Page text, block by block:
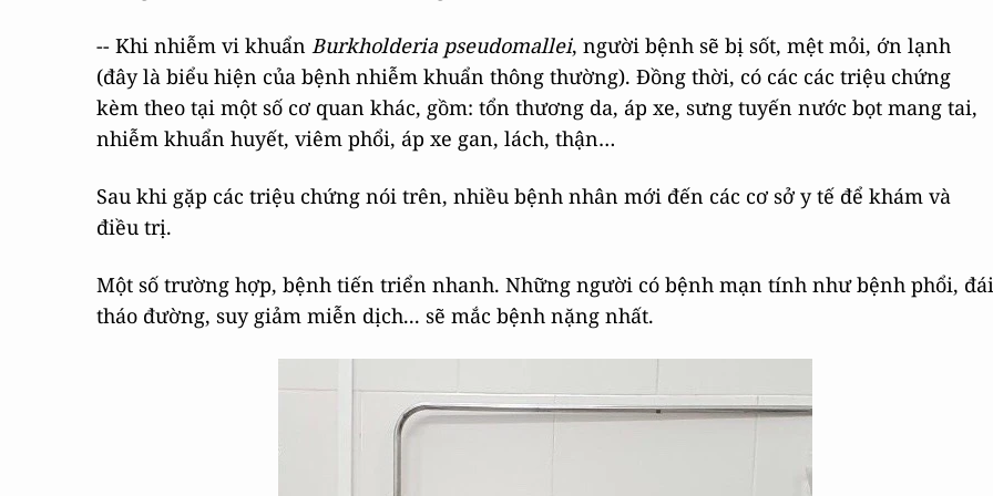
-- Khi nhiễm vi khuẩn Burkholderia pseudomallei, người bệnh sẽ bị sốt, mệt mỏi, ớn lạnh
(đây là biểu hiện của bệnh nhiễm khuẩn thông thường). Đồng thời, có các các triệu chứng
kèm theo tại một số cơ quan khác, gồm: tổn thương da, áp xe, sưng tuyến nước bọt mang tai,
nhiễm khuẩn huyết, viêm phổi, áp xe gan, lách, thận…
Sau khi gặp các triệu chứng nói trên, nhiều bệnh nhân mới đến các cơ sở y tế để khám và
điều trị.
Một số trường hợp, bệnh tiến triển nhanh. Những người có bệnh mạn tính như bệnh phổi, đái
tháo đường, suy giảm miễn dịch... sẽ mắc bệnh nặng nhất.